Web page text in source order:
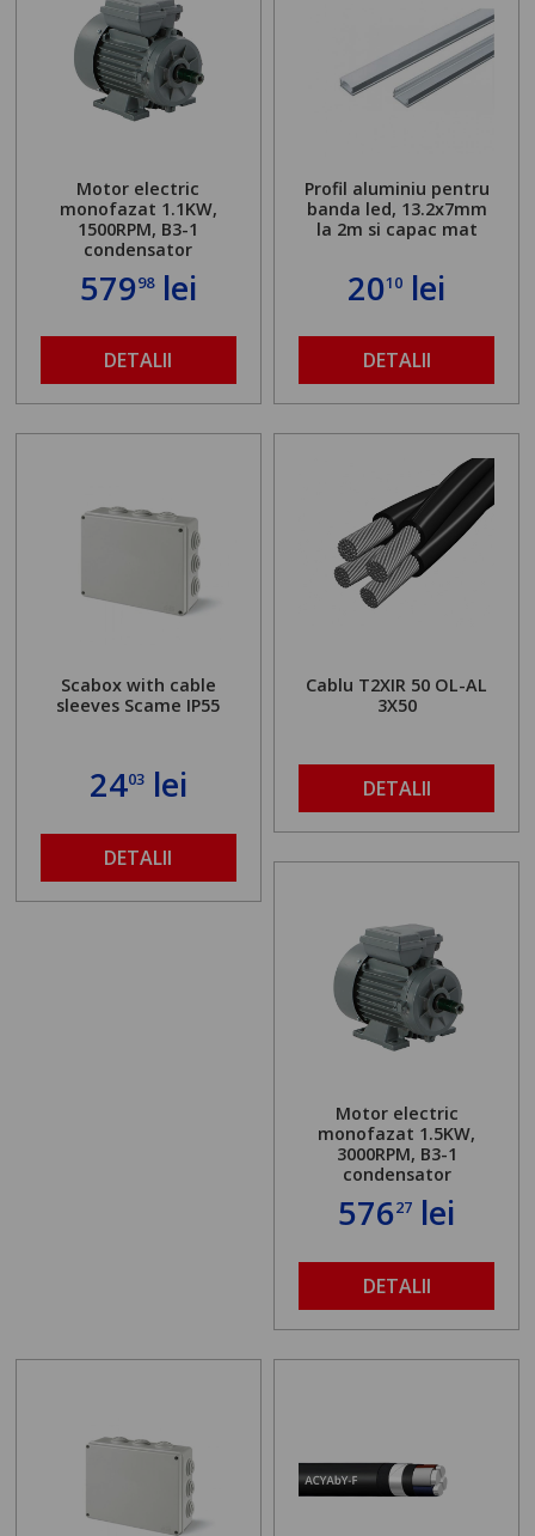
Motor electric
monofazat 1.1KW,
1500RPM, B3-1
condensator
57998lei
DETALII
Profil aluminiu pentru
banda led, 13.2x7mm
la 2m si capac mat
2010 lei
DETALII
Scabox with cable
sleeves Scame IP55
2403lei
DETALII
Cablu T2XIR 50 OL-AL
3X50
DETALII
Motor electric
monofazat 1.5KW,
3000RPM, B3-1
condensator
57627 lei
DETALII